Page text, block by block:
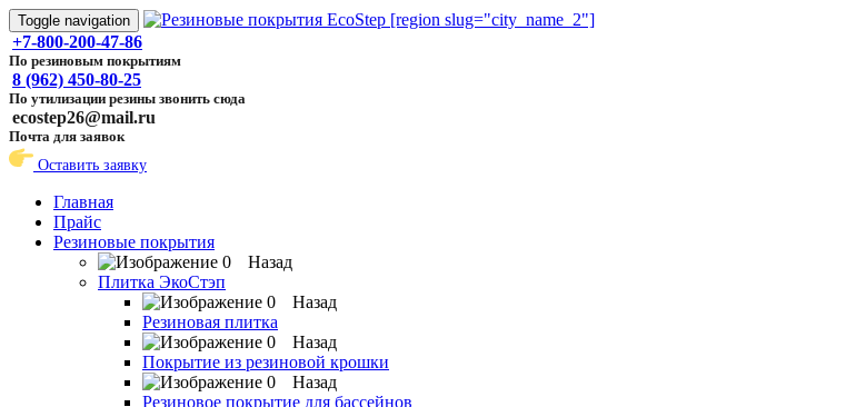
Toggle navigation
+7-800-200-47-86
По резиновым покрытиям
8 (962) 450-80-25
По утилизации резины звонить сюда
ecostep26@mail.ru
Почта для заявок
Оставить заявку
Главная
Прайс
Резиновые покрытия
Назад
Плитка ЭкоСтэп
Назад
Резиновая плитка
Назад
Покрытие из резиновой крошки
Назад
Резиновое покрытие для бассейнов